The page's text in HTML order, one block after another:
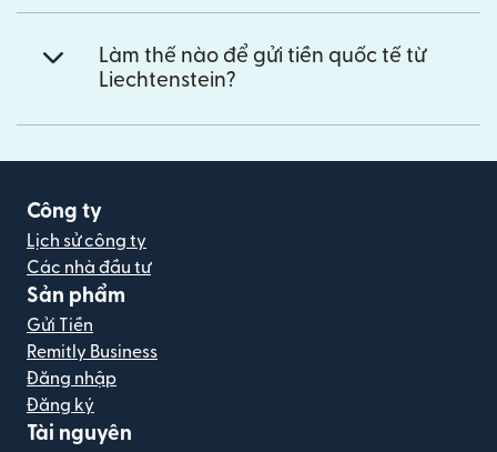
Làm thế nào để gửi tiền quốc tế từ
Liechtenstein?
Công ty
Lịch sử công ty
Các nhà đầu tư
Sản phẩm
Gửi Tiền
Remitly Business
Đăng nhập
Đăng ký
Tài nguyên